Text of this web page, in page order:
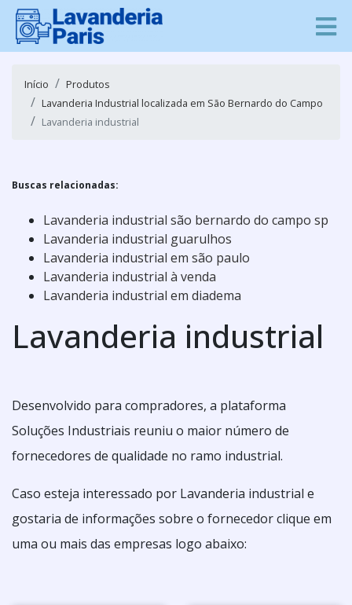
Início
Produtos
Lavanderia Industrial localizada em São Bernardo do Campo
Lavanderia industrial
Buscas relacionadas:
Lavanderia industrial são bernardo do campo sp
Lavanderia industrial guarulhos
Lavanderia industrial em são paulo
Lavanderia industrial à venda
Lavanderia industrial em diadema
Lavanderia industrial
Desenvolvido para compradores, a plataforma
Soluções Industriais reuniu o maior número de
fornecedores de qualidade no ramo industrial.
Caso esteja interessado por Lavanderia industrial e
gostaria de informações sobre o fornecedor clique em
uma ou mais das empresas logo abaixo: